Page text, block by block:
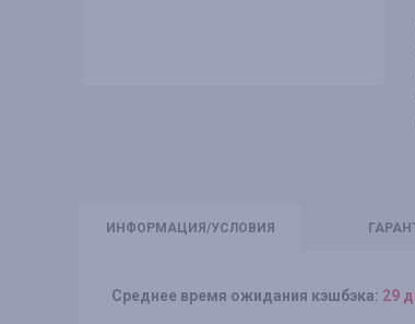
ИНФО РМАЦИЯ/УСЛОВИЯ
Среднее время ожидания кэшбэка: 29